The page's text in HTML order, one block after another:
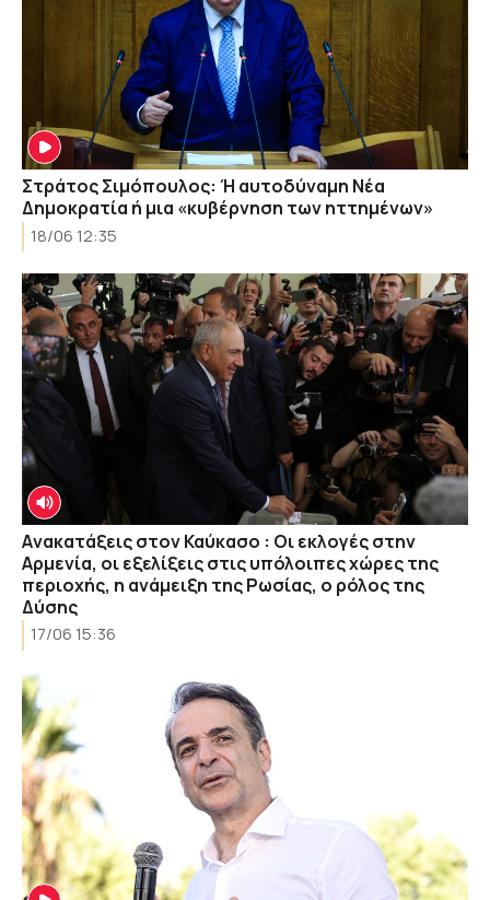
Στράτος Σιμόπουλος: Ή αυτοδύναμη Νέα
Δημοκρατία ή μια «κυβέρνηση των ηττημένων»
18/06 12:35
Aνακατάξεις στον Καύκασο : Oι εκλογές στην
Αρμενία, οι εξελίξεις στις υπόλοιπες χώρες της
περιοχής, η ανάμειξη της Ρωσίας, ο ρόλος της
Δύσης
17/06 15:36